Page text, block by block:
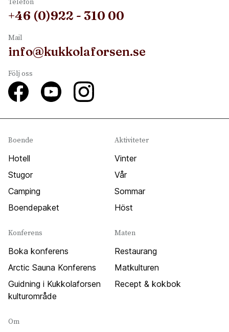
Telefon
+46 (0)922 - 310 00
Mail
info@kukkolaforsen.se
Följ oss
Boende
Hotell
Stugor
Camping
Boendepaket
Aktiviteter
Vinter
Vår
Sommar
Höst
Konferens
Boka konferens
Arctic Sauna Konferens
Guidning i Kukkolaforsen
kulturområde
Maten
Restaurang
Matkulturen
Recept & kokbok
Om